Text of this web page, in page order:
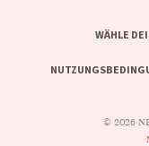
WÄHLE
© 2026